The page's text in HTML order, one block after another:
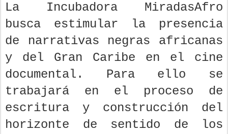
La Incubadora MiradasAfro
busca estimular la presencia
de narrativas negras africanas
y del Gran Caribe en el cine
documental. Para ello se
trabajará en el proceso de
escritura y construcción del
horizonte de sentido de los